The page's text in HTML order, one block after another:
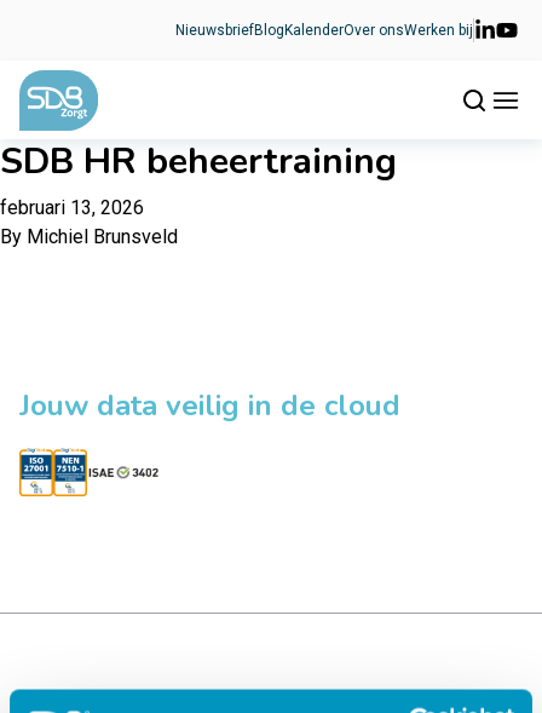
NieuwsbriefBlog KalenderOver onsWerken bij
SDB HR beheertraining
februari 13, 2026
By Michiel Brunsveld
Jouw data veilig in de cloud